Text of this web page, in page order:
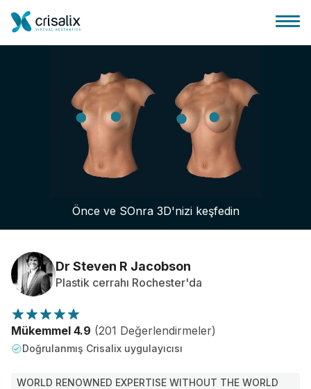
Cerrah ana sayfası
3D İş Platformu
Hasta incelemeleri
Önce ve SOnra 3D'nizi keşfedin
Dr Steven R Jacobson
Plastik cerrahı Rochester'da
Mükemmel 4.9 (201 Değerlendirmeler)
Doğrulanmış Crisalix uygulayıcısı
WORLD RENOWNED EXPERTISE WITHOUT THE WORLD